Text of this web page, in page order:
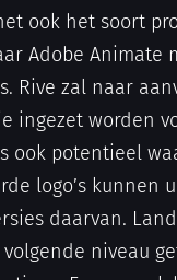
ook het soort
Adobe Animate
Rive zal naar
ingezet worden
ook potentieel
logo’s kunnen
daarvan.
niveau